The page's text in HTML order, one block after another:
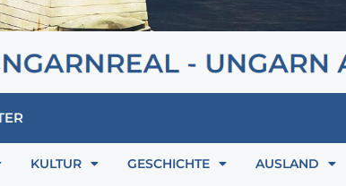
KULTUR GESCHICHTE AUSLAND